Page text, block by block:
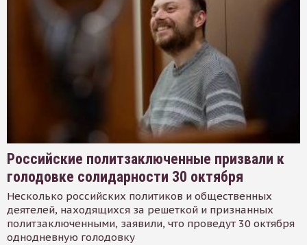
Российские политзаключенные призвали к
голодовке солидарности 30 октября
Несколько российских политиков и общественных
деятелей, находящихся за решеткой и признанных
политзаключенными, заявили, что проведут 30 октября
однодневную голодовку